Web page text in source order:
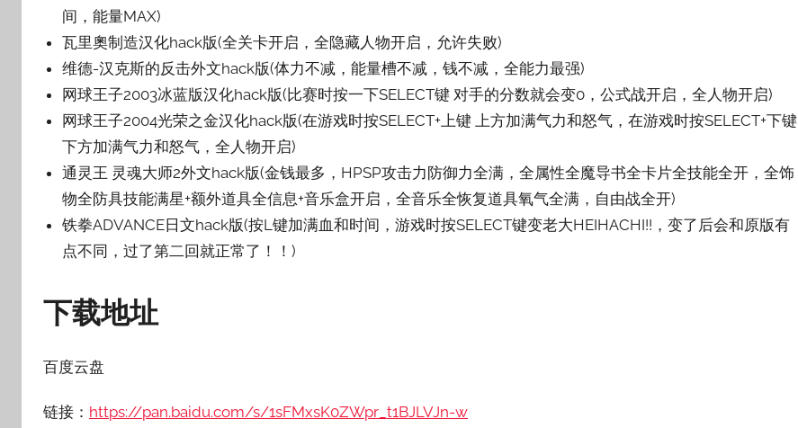
间，能量MAX)
瓦里奧制造汉化hack版(全关卡开启，全隐藏人物开启，允许失败)
维德-汉克斯的反击外文hack版(体力不减，能量槽不减，钱不减，全能力最强)
网球王子2003冰蓝版汉化hack版(比赛时按一下SELECT键 对手的分数就会变0，公式战开启，全人物开启)
网球王子2004光荣之金汉化hack版(在游戏时按SELECT+上键 上方加满气力和怒气，在游戏时按SELECT+下键
下方加满气力和怒气，全人物开启)
通灵王 灵魂大师2外文hack版(金钱最多，HPSP攻击力防御力全满，全属性全魔导书全卡片全技能全开，全饰
物全防具技能满星+额外道具全信息+音乐盒开启，全音乐全恢复道具氧气全满，自由战全开)
铁拳ADVANCE日文hack版(按L键加满血和时间，游戏时按SELECT键变老大HEIHACHI!!，变了后会和原版有
点不同，过了第二回就正常了！！)
下载地址
百度云盘
链接： https://pan.baidu.com/s/1sFMxsK0ZWpr_t1BJLVJn-w